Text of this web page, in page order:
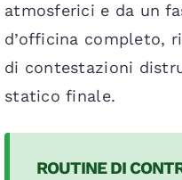
atmosferici e da un
d’officina completo,
di contestazioni
statico finale.
ROUTINE DI